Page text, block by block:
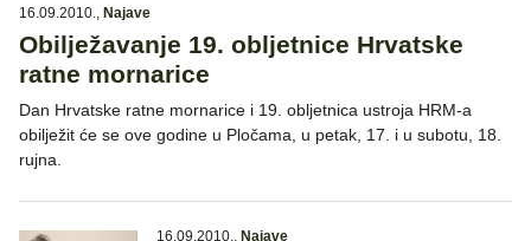
16.09.2010., Najave
Obilježavanje 19. obljetnice Hrvatske
ratne mornarice
Dan Hrvatske ratne mornarice i 19. obljetnica ustroja HRM-a
obilježit će se ove godine u Pločama, u petak, 17. i u subotu, 18.
rujna.
16.09.2010., Najave